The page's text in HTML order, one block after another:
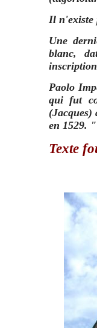
Il n'existe
Une
blanc,
Paolo
qui fut
(Jacques)
en 1529. "
Texte